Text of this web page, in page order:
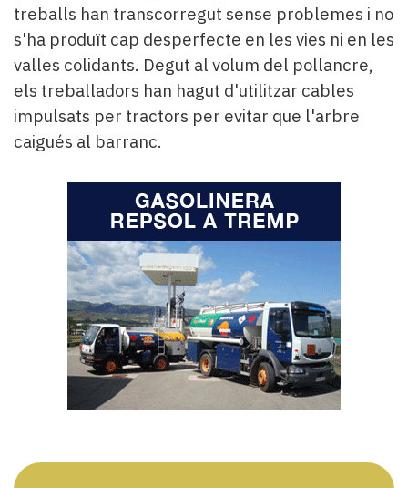
treballs han transcorregut sense problemes i no
s'ha produït cap desperfecte en les vies ni en les
valles colidants. Degut al volum del pollancre,
els treballadors han hagut d'utilitzar cables
impulsats per tractors per evitar que l'arbre
caigués al barranc.